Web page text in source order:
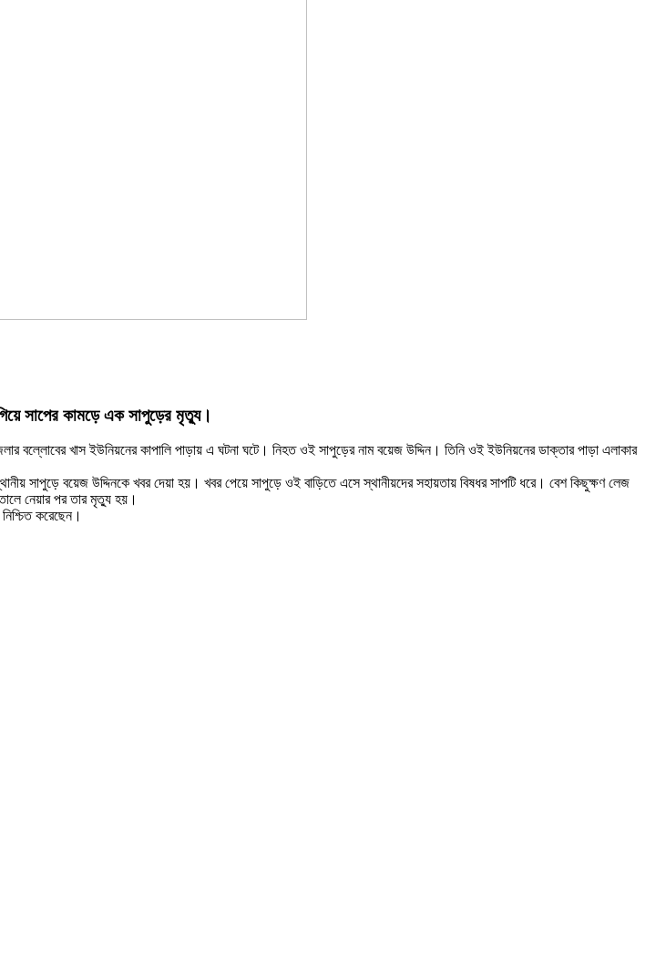
সাপের কামড়ে এক সাপুড়ের মৃত্যু।
বল্লোবের খাস ইউনিয়নের কাপালি পাড়ায় এ ঘটনা ঘটে। নিহত ওই সাপুড়ের নাম বয়েজ উদ্দিন। তিনি ওই ইউনিয়নের ডাক্তার পাড়া এলাকার
সাপুড়ে বয়েজ উদ্দিনকে খবর দেয়া হয়। খবর পেয়ে সাপুড়ে ওই বাড়িতে এসে স্থানীয়দের সহায়তায় বিষধর সাপটি ধরে। বেশ কিছুক্ষণ লেজ
নেয়ার পর তার মৃত্যু হয়।
করেছেন।